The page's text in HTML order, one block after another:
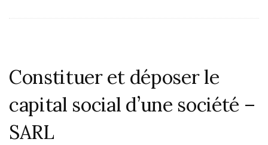
Constituer et déposer le
capital social d’une société –
SARL